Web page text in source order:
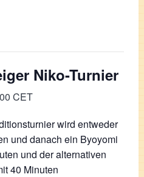
Niko-Turnier
CET
wird entweder
und danach ein Byoyomi
und der alternativen
40 Minuten